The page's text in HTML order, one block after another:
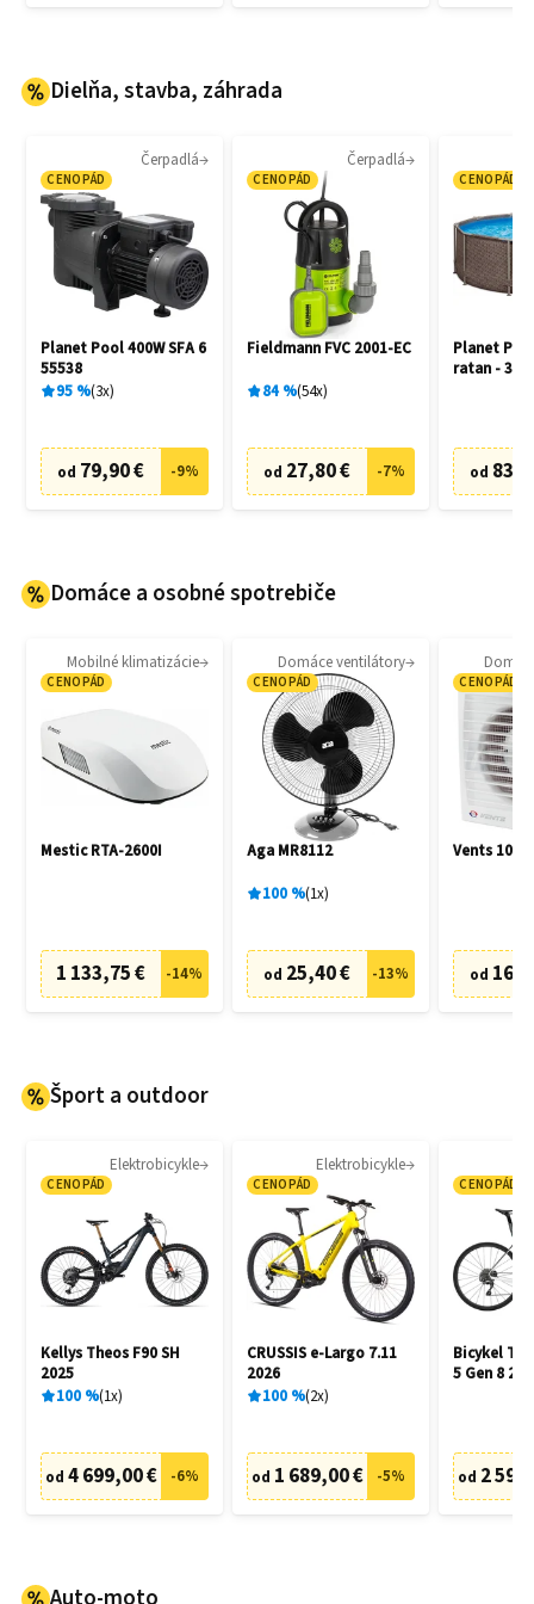
Dielňa, stavba, záhrada
Čerpadlá
CENOPÁD
Planet Pool 400W SFA 6
55538
95% 3x
od 79,90 € -9%
Čerpadlá
CENOPÁD
Fieldmann FVC 2001-EC
84% 54x
od 27,80 € -7%
CENOPÁD
Planet
ratan - 305
od
Domáce a osobné spotrebiče
Mobilné klimatizácie
CENOPÁD
Mestic RTA-2600I
1 133,75 € -14%
Domáce ventilátory
CENOPÁD
Aga MR8112
100% 1x
od 25,40 € -13%
CENOPÁD
Vents 100
od
Šport a outdoor
Elektrobicykle
CENOPÁD
Kellys Theos F90 SH
2025
100% 1x
od 4 699,00 € -6%
Elektrobicykle
CENOPÁD
CRUSSIS e-Largo 7.11
2026
100% 2x
od 1 689,00 € -5%
CENOPÁD
Bicykel
5 Gen 8
od 2